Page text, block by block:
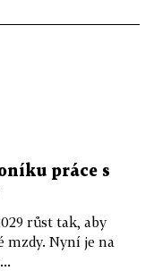
práce s
růst tak, aby
mzdy. Nyní je na